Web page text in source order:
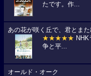
たです。作...
あの花が咲く丘で、君とまた
★★★★★
争と平...
オールド・オーク